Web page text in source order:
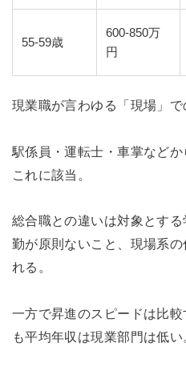
55-59歳
600-850万
円
現業職が言わゆる「現場」で
駅係員・運転士・車掌など
これに該当。
総合職との違いは対象とす
勤が原則ないこと、現場系
れる。
一方で昇進のスピードは比
も平均年収は現業部門は低い